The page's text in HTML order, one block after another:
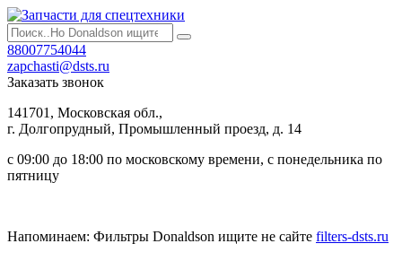
88007754044
zapchasti@dsts.ru
Заказать звонок
141701, Московская обл.,
г. Долгопрудный, Промышленный проезд, д. 14
с 09:00 до 18:00 по московскому времени, с понедельника по
пятницу
Напоминаем: Фильтры Donaldson ищите не сайте filters-dsts.ru